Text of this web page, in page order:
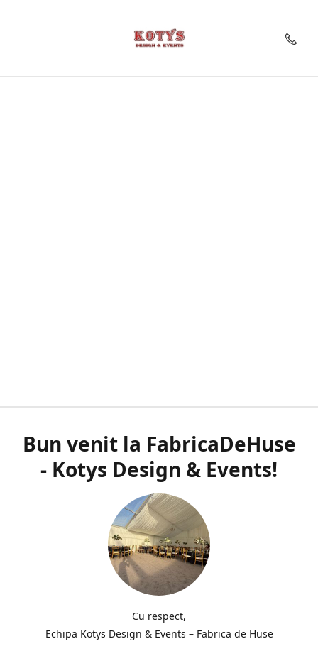
Bun venit la FabricaDeHuse
- Kotys Design & Events!
Cu respect,
Echipa Kotys Design & Events – Fabrica de Huse